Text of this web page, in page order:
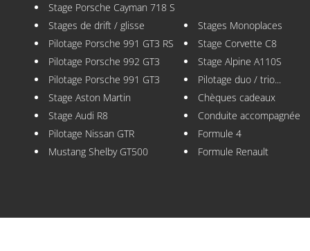
Stage Porsche Cayman 718 S
Stages de drift / glisse
Pilotage Porsche 991 GT3 RS
Pilotage Porsche 992 GT3
Pilotage Porsche 991 GT3
Stage Aston Martin
Stage Audi R8
Pilotage Nissan GTR
Mustang Shelby GT500
Stages Monoplaces
Stage Corvette C8
Stage Alpine A110S
Pilotage duo / trio...
Chèques cadeaux
Conduite accompagnée
Formule 4
Formule Renault